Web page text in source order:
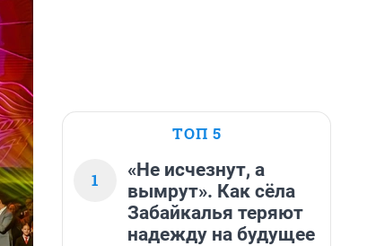
ТОП 5
1
«Не исчезнут, а
вымрут». Как сёла
Забайкалья теряют
надежду на будущее